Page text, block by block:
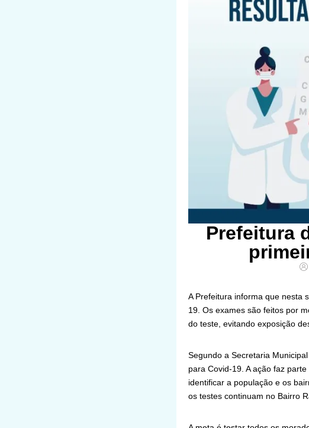
Prefeitura
A Prefeitura informa que nesta
19. Os exames são feitos por
do teste, evitando exposição
Segundo a Secretaria
para Covid-19. A ação faz
identificar a população e os
os testes continuam no Bairro